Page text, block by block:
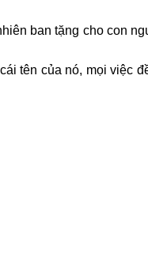
ban tặng cho con
tên của nó, mọi việc